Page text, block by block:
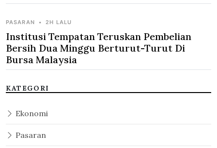
PASARAN • 2H LALU
Institusi Tempatan Teruskan Pembelian
Bersih Dua Minggu Berturut-Turut Di
Bursa Malaysia
KATEGORI
Ekonomi
Pasaran